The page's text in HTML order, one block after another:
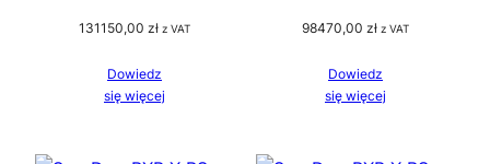
131150,00 zł z VAT
Dowiedz
się więcej
98470,00 zł z VAT
Dowiedz
się więcej